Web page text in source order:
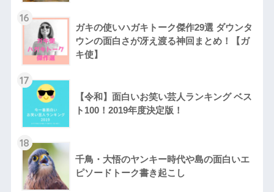
16
ガキの使いハガキトーク傑作29選 ダウンタ
ウンの面白さが冴え渡る神回まとめ！【ガ
キ使】
17
【令和】面白いお笑い芸人ランキング ベス
ト100！2019年度決定版！
18
千鳥・大悟のヤンキー時代や島の面白いエ
ピソードトーク書き起こし